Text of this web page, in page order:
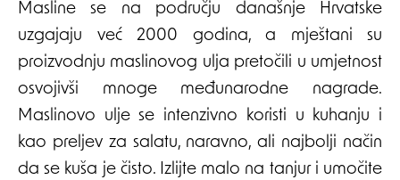
Masline se na području današnje Hrvatske
uzgajaju već 2000 godina, a mještani su
proizvodnju maslinovog ulja pretočili u umjetnost
osvojivši mnoge međunarodne nagrade.
Maslinovo ulje se intenzivno koristi u kuhanju i
kao preljev za salatu, naravno, ali najbolji način
da se kuša je čisto. Izlijte malo na tanjur i umočite